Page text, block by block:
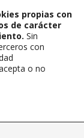
propias con
de carácter
Sin
con
o no